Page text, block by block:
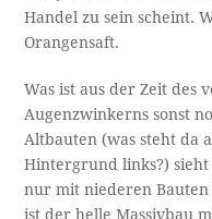
Handel zu sein scheint.
Orangensaft.
Was ist aus der Zeit des
Augenzwinkerns sonst
Altbauten (was steht da
Hintergrund links?)
nur mit niederen
ist der helle Massivbau